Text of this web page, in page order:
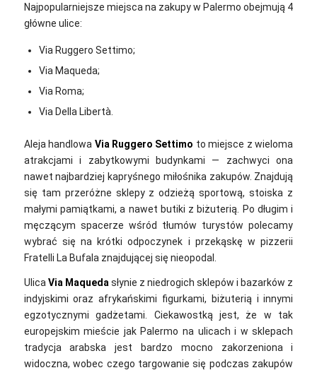
Najpopularniejsze miejsca na zakupy w Palermo obejmują 4
główne ulice:
Via Ruggero Settimo;
Via Maqueda;
Via Roma;
Via Della Libertà.
Aleja handlowa Via Ruggero Settimo to miejsce z wieloma
atrakcjami i zabytkowymi budynkami — zachwyci ona
nawet najbardziej kapryśnego miłośnika zakupów. Znajdują
się tam przeróżne sklepy z odzieżą sportową, stoiska z
małymi pamiątkami, a nawet butiki z biżuterią. Po długim i
męczącym spacerze wśród tłumów turystów polecamy
wybrać się na krótki odpoczynek i przekąskę w pizzerii
Fratelli La Bufala znajdującej się nieopodal.
Ulica Via Maqueda słynie z niedrogich sklepów i bazarków z
indyjskimi oraz afrykańskimi figurkami, biżuterią i innymi
egzotycznymi gadżetami. Ciekawostką jest, że w tak
europejskim mieście jak Palermo na ulicach i w sklepach
tradycja arabska jest bardzo mocno zakorzeniona i
widoczna, wobec czego targowanie się podczas zakupów